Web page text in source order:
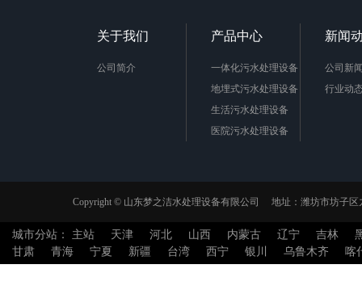
关于我们
公司简介
产品中心
一体化污水处理设备
地埋式污水处理设备
生活污水处理设备
医院污水处理设备
污水处理一体机
一体化泵站
新闻
公司新
行业动
Copyright © 山东梦之洁水处理设备有限公司 地址：潍坊市坊子
城市分站： 主站 天津 河北 山西 内蒙古 辽宁 吉林
甘肃
青海 宁夏 新疆 台湾 西宁 银川 乌鲁木齐 喀